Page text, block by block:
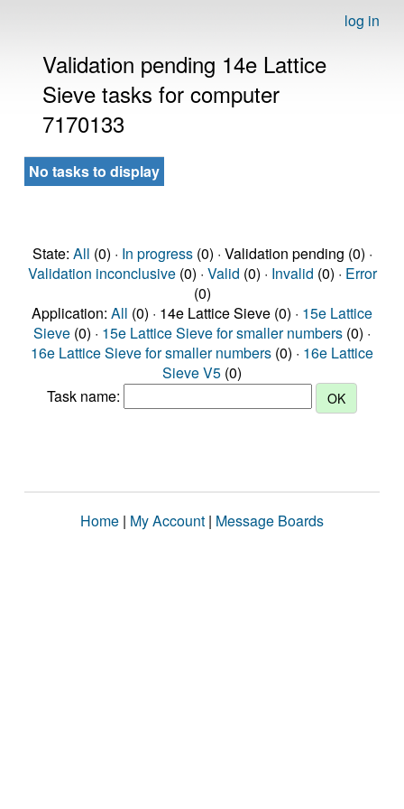
log in
Validation pending 14e Lattice
Sieve tasks for computer
7170133
No tasks to display
State: All (0) · In progress(0) · Validation pending (0) ·
Validation inconclusive(0) · Valid (0) · Invalid (0) · Error
(0)
Application: All (0) · 14e Lattice Sieve (0) · 15e Lattice
Sieve (0) · 15e Lattice Sieve for smaller numbers (0) ·
16e Lattice Sieve for smaller numbers (0) · 16e Lattice
Sieve V5 (0)
Task name:
Home | My Account | Message Boards